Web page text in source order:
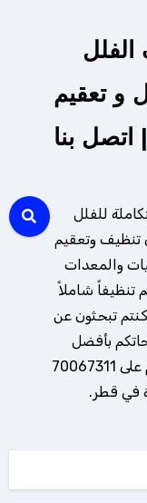
و تعقيم
بنا
للفلل
تنظيف وتعقيم
والمعدات
تنظيفاً شاملاً
كنتم تبحثون عن
بأفضل
الأسعار، لا تترددوا في الاتصال بنا اليوم على 70067311
في قطر.